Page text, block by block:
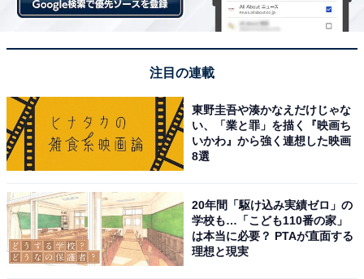
1 2
注目の連載
東野圭吾や湊かなえだけじゃな
い、「業と罪」を描く『映画ち
いかわ』から強く連想した映画
8選
20年間「駆け込み実績ゼロ」の
学校も…「こども110番の家」
は本当に必要？ PTAが直面する
理想と現実